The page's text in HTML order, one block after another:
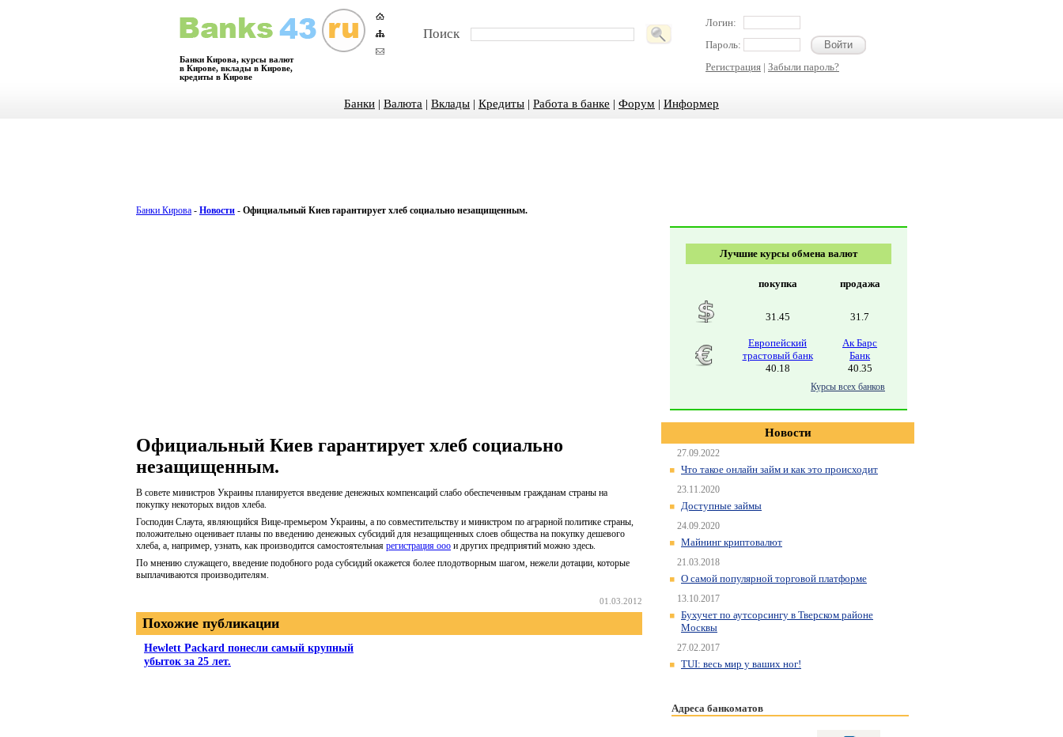
Банки Кирова, курсы валют
в Кирове, вклады в Кирове,
кредиты в Кирове
Поиск
Логин:
Пароль:
Регистрация | Забыли пароль?
Банки | Валюта | Вклады | Кредиты | Работа в банке | Форум | Информер
Банки Кирова - Новости - Официальный Киев гарантирует хлеб социально незащищенным.
Официальный Киев гарантирует хлеб социально
незащищенным.
В совете министров Украины планируется введение денежных компенсаций слабо обеспеченным гражданам страны на
покупку некоторых видов хлеба.
Господин Слаута, являющийся Вице-премьером Украины, а по совместительству и министром по аграрной политике страны,
положительно оценивает планы по введению денежных субсидий для незащищенных слоев общества на покупку дешевого
хлеба, а, например, узнать, как производится самостоятельная регистрация ооо и других предприятий можно здесь.
По мнению служащего, введение подобного рода субсидий окажется более плодотворным шагом, нежели дотации, которые
выплачиваются производителям.
01.03.2012
Похожие публикации
Hewlett Packard понесли самый крупный
убыток за 25 лет.
Лучшие курсы обмена валют
покупка продажа
31.45 31.7
Европейский
трастовый банк
40.18
Ак Барс
Банк
40.35
Курсы всех банков
Новости
27.09.2022
Что такое онлайн займ и как это происходит
23.11.2020
Доступные займы
24.09.2020
Майнинг криптовалют
21.03.2018
О самой популярной торговой платформе
13.10.2017
Бухучет по аутсорсингу в Тверском районе
Москвы
27.02.2017
TUI: весь мир у ваших ног!
Адреса банкоматов